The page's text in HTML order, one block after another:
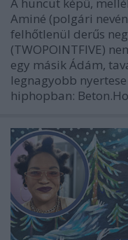
Aminé (polgári
felhőtlenül derűs
(TWOPOINTFIVE)
egy másik Ádám,
legnagyobb
hiphopban: